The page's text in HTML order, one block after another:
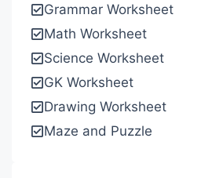
Grammar Worksheet
Math Worksheet
Science Worksheet
GK Worksheet
Drawing Worksheet
Maze and Puzzle